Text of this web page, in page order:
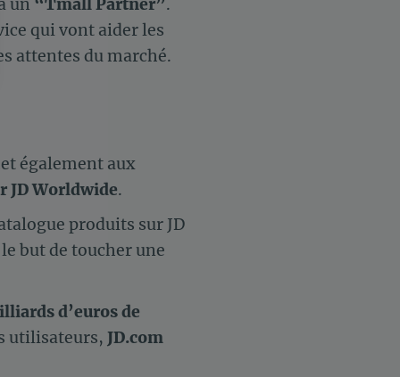
un “Tmall Partner”.
qui vont aider les
attentes du marché.
également aux
JD Worldwide.
produits sur JD
le but de toucher une
d’euros de
utilisateurs, JD.com